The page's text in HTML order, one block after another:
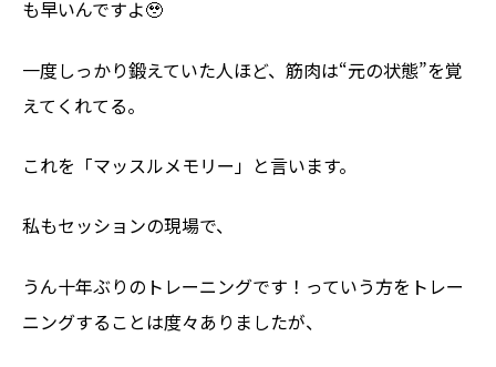
も早いんですよ🥹
一度しっかり鍛えていた人ほど、筋肉は“元の状態”を覚
えてくれてる。
これを「マッスルメモリー」と言います。
私もセッションの現場で、
うん十年ぶりのトレーニングです！っていう方をトレー
ニングすることは度々ありましたが、